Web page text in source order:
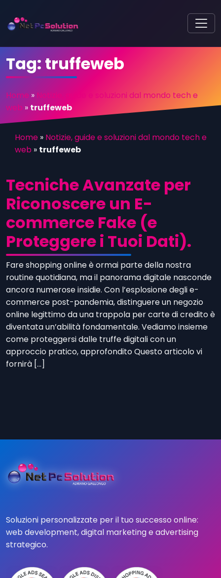
Tag: truffeweb
Home » Notizie, guide e soluzioni dal mondo tech e
web » truffeweb
Home » Notizie, guide e soluzioni dal mondo tech e
web » truffeweb
Tecniche Avanzate per
Riconoscere un E-
commerce Fake (e
Proteggere i Tuoi Dati).
Fare shopping online è ormai parte della nostra
routine quotidiana, ma il panorama digitale nasconde
ancora numerose insidie. Con l’esplosione degli e-
commerce post-pandemia, distinguere un negozio
online legittimo da una trappola per carte di credito è
diventata un’abilità fondamentale. Vediamo insieme
come proteggersi dalle truffe digitali con un
approccio pratico, approfondito Questo articolo vi
fornirà […]
Soluzioni personalizzate per il tuo successo online:
web development, digital marketing e advertising
strategico.